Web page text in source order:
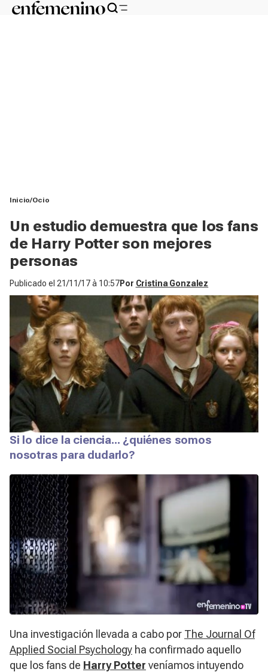
Inicio Ocio
Un estudio demuestra que los fans
de Harry Potter son mejores
personas
Publicado el 21/11/17 à 10:57Por Cristina Gonzalez
Si lo dice la ciencia... ¿quiénes somos
nosotras para dudarlo?
Una investigación llevada a cabo por The Journal Of
Applied Social Psychology ha confirmado aquello
que los fans de Harry Potter veníamos intuyendo